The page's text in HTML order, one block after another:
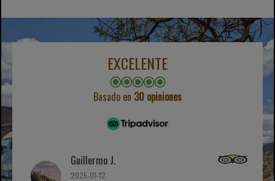
EXCELENTE
Basado en 30 opiniones
Guillermo J.
2025-01-12